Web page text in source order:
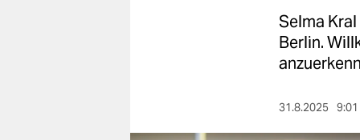
Selma
Berlin.
31.8.2025